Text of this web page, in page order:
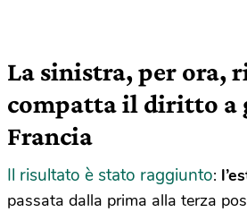
La sinistra, per ora,
compatta il diritto a
Francia
Il risultato è stato raggiunto:
passata dalla prima alla terza